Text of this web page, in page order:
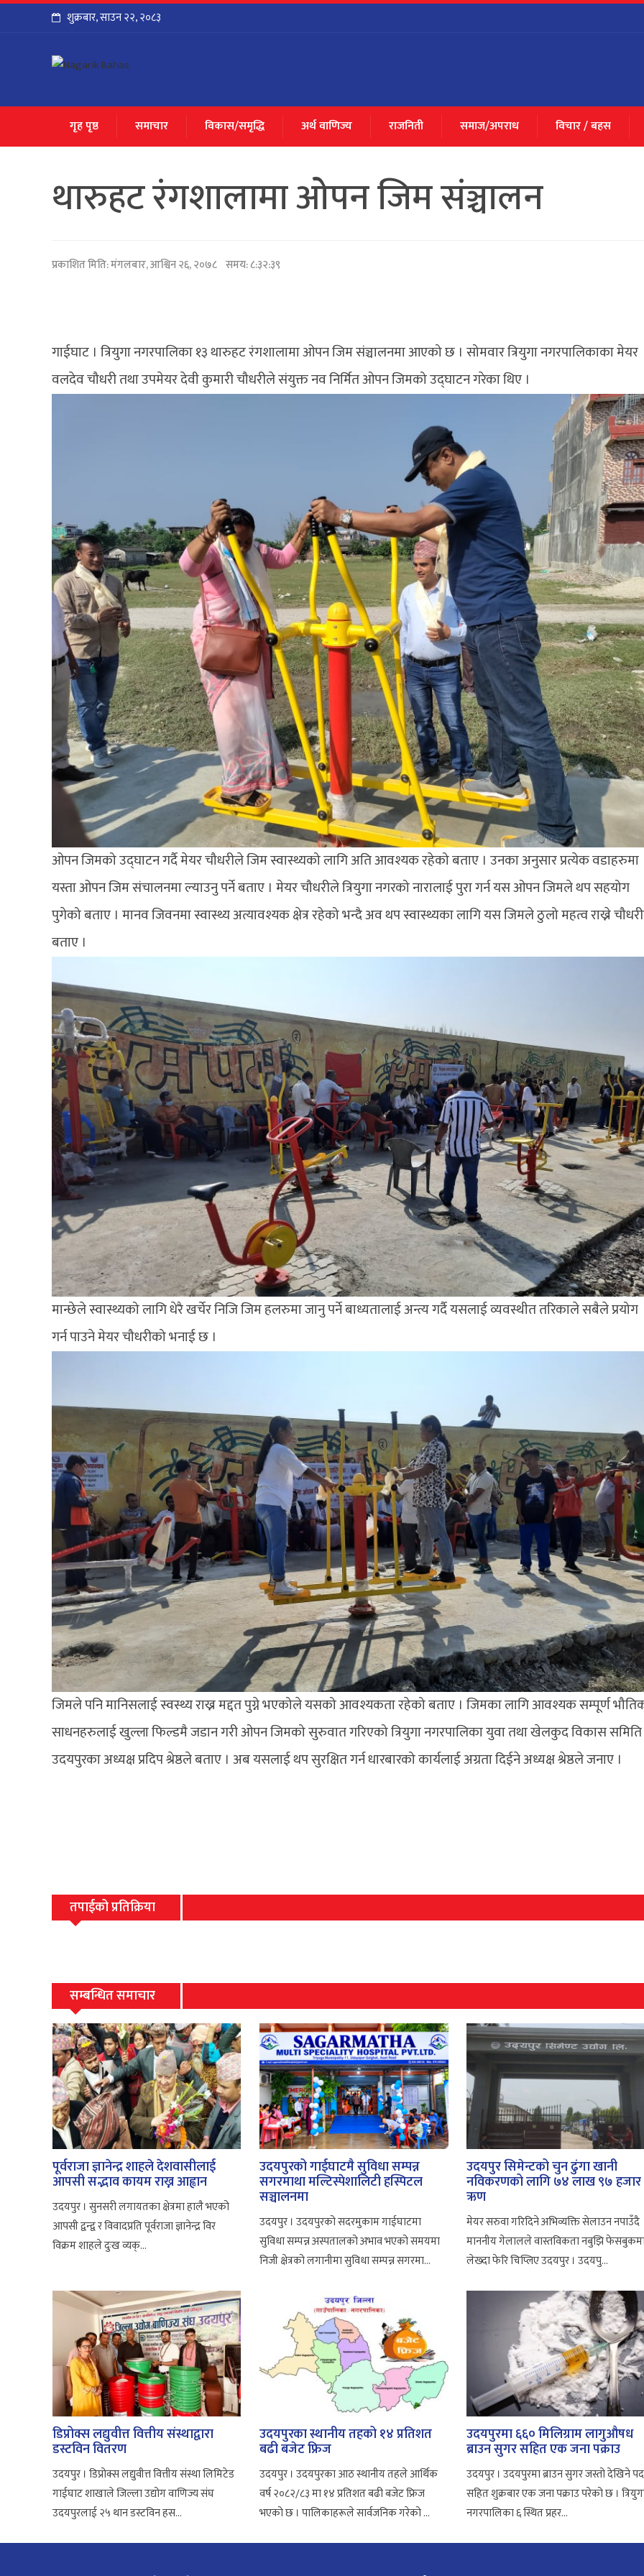
शुक्रबार,साउन२२,२०८३
गृह पृष्ठ समाचार विकास/समृद्धि अर्थ वाणिज्य राजनिती समाज/अपराध विचार / बहस
थारुहट रंगशालामा ओपन जिम संञ्चालन
प्रकाशित मिति:मंगलबार, आश्विन २६, २०७८ समय: ८:३२:३९
गाईघाट । त्रियुगा नगरपालिका १३ थारुहट रंगशालामा ओपन जिम संञ्चालनमा आएको छ । सोमवार त्रियुगा नगरपालिकाका मेयर
वलदेव चौधरी तथा उपमेयर देवी कुमारी चौधरीले संयुक्त नव निर्मित ओपन जिमको उद्घाटन गरेका थिए ।
ओपन जिमको उद्घाटन गर्दै मेयर चौधरीले जिम स्वास्थ्यको लागि अति आवश्यक रहेको बताए । उनका अनुसार प्रत्येक वडाहरुमा
यस्ता ओपन जिम संचालनमा ल्याउनु पर्ने बताए । मेयर चौधरीले त्रियुगा नगरको नारालाई पुरा गर्न यस ओपन जिमले थप सहयोग
पुगेको बताए । मानव जिवनमा स्वास्थ्य अत्यावश्यक क्षेत्र रहेको भन्दै अव थप स्वास्थ्यका लागि यस जिमले ठुलो महत्व राख्ने
बताए ।
मान्छेले स्वास्थ्यको लागि धेरै खर्चेर निजि जिम हलरुमा जानु पर्ने बाध्यतालाई अन्त्य गर्दै यसलाई व्यवस्थीत तरिकाले सबैले प्रयोग
गर्न पाउने मेयर चौधरीको भनाई छ ।
जिमले पनि मानिसलाई स्वस्थ्य राख्न मद्दत पुग्ने भएकोले यसको आवश्यकता रहेको बताए । जिमका लागि आवश्यक सम्पूर्ण
साधनहरुलाई खुल्ला फिल्डमै जडान गरी ओपन जिमको सुरुवात गरिएको त्रियुगा नगरपालिका युवा तथा खेलकुद विकास समिति
उदयपुरका अध्यक्ष प्रदिप श्रेष्ठले बताए । अब यसलाई थप सुरक्षित गर्न धारबारको कार्यलाई अग्रता दिईने अध्यक्ष श्रेष्ठले जनाए ।
तपाईको प्रतिक्रिया
सम्बन्धित समाचार
पूर्वराजा ज्ञानेन्द्र शाहले देशवासीलाई
आपसी सद्भाव कायम राख्न आह्वान
उदयपुर । सुनसरी लगायतका क्षेत्रमा हालै भएको
आपसी द्वन्द्व र विवादप्रति पूर्वराजा ज्ञानेन्द्र विर
विक्रम शाहले दुःख व्यक्...
उदयपुरको गाईघाटमै सुविधा सम्पन्न
सगरमाथा मल्टिस्पेशालिटी हस्पिटल
सञ्चालनमा
उदयपुर । उदयपुरको सदरमुकाम गाईघाटमा
सुविधा सम्पन्न अस्पतालको अभाव भएको समयमा
निजी क्षेत्रको लगानीमा सुविधा सम्पन्न सगरमा...
उदयपुर सिमेन्टको चुन ढुंगा खानी
नविकरणको लागि ७४ लाख ९७ हजार
ऋण
मेयर सरुवा गरिदिने अभिव्यक्ति सेलाउन नपाउँदै
माननीय गेलालले वास्तविकता नबुझि
लेख्दा फेरि चिप्लिए उदयपुर । उदयपु...
डिप्रोक्स लद्युवीत्त वित्तीय संस्थाद्वारा
डस्टविन वितरण
उदयपुर । डिप्रोक्स लद्युवीत्त वित्तीय संस्था लिमिटेड
गाईघाट शाखाले जिल्ला उद्योग वाणिज्य संघ
उदयपुरलाई २५ थान डस्टविन हस...
उदयपुरका स्थानीय तहको १४ प्रतिशत
बढी बजेट फ्रिज
उदयपुर । उदयपुरका आठ स्थानीय तहले आर्थिक
वर्ष २०८२/८३ मा १४ प्रतिशत बढी बजेट फ्रिज
भएको छ । पालिकाहरूले सार्वजनिक गरेको ...
उदयपुरमा ६६० मिलिग्राम लागुऔषध
ब्राउन सुगर सहित एक जना पक्राउ
उदयपुर । उदयपुरमा ब्राउन सुगर जस्तो देखिने
सहित शुक्रबार एक जना पक्राउ परेको छ ।
नगरपालिका ६ स्थित प्रहर...